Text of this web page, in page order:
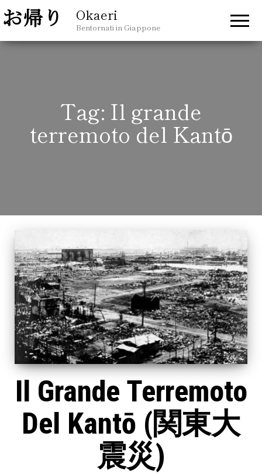
Okaeri
Bentornati in Giappone
Tag: Il grande
terremoto del Kantō
Il Grande Terremoto
Del Kantō (関東大
震災)